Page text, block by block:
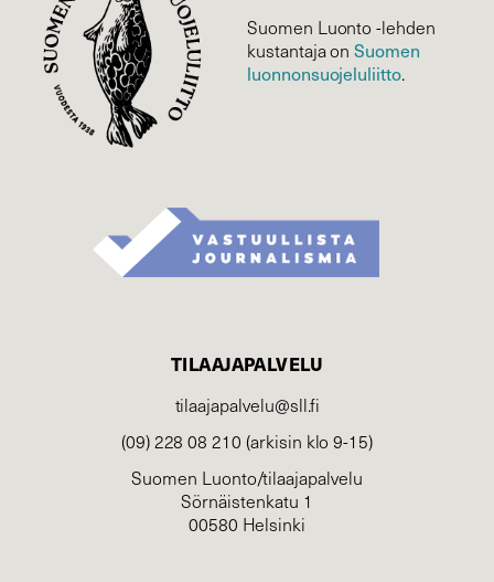
Suomen Luonto -lehden
kustantaja onSuomen
luonnonsuojelu­liitto.
TILAAJAPALVELU
tilaajapalvelu@sll.fi
(09) 228 08 210 (arkisin klo 9-15)
Suomen Luonto/tilaajapalvelu
Sörnäistenkatu 1
00580 Helsinki